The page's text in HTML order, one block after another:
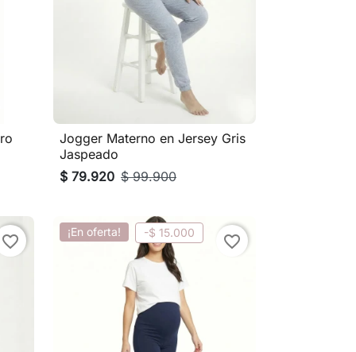
 Vista rápida
Jogger Materno en Jersey Gris
Jaspeado
$ 79.920 $ 99.900
favorite_border ¡En oferta! -$ 15.000 favorite_border